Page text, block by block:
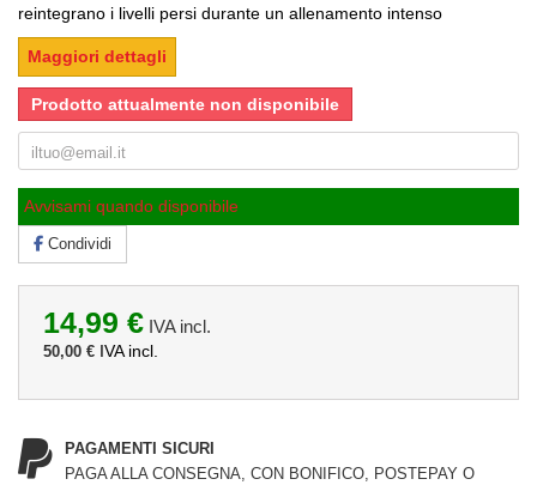
reintegrano i livelli persi durante un allenamento intenso
Maggiori dettagli
Prodotto attualmente non disponibile
Avvisami quando disponibile
Condividi
14,99 € IVA incl.
50,00 € IVA incl.
PAGAMENTI SICURI
PAGA ALLA CONSEGNA, CON BONIFICO, POSTEPAY O